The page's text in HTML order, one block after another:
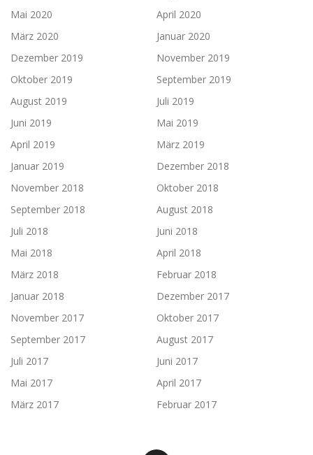
Mai 2020
April 2020
März 2020
Januar 2020
Dezember 2019
November 2019
Oktober 2019
September 2019
August 2019
Juli 2019
Juni 2019
Mai 2019
April 2019
März 2019
Januar 2019
Dezember 2018
November 2018
Oktober 2018
September 2018
August 2018
Juli 2018
Juni 2018
Mai 2018
April 2018
März 2018
Februar 2018
Januar 2018
Dezember 2017
November 2017
Oktober 2017
September 2017
August 2017
Juli 2017
Juni 2017
Mai 2017
April 2017
März 2017
Februar 2017